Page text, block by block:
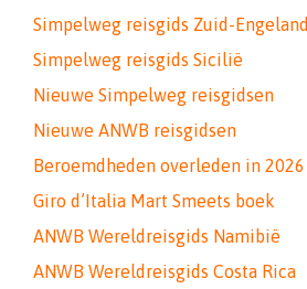
Simpelweg reisgids Zuid-Engeland
Simpelweg reisgids Sicilië
Nieuwe Simpelweg reisgidsen
Nieuwe ANWB reisgidsen
Beroemdheden overleden in 2026
Giro d’Italia Mart Smeets boek
ANWB Wereldreisgids Namibië
ANWB Wereldreisgids Costa Rica